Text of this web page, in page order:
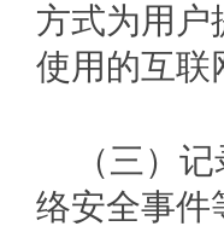
方式为用户
使用的互联
（三）
络安全事件